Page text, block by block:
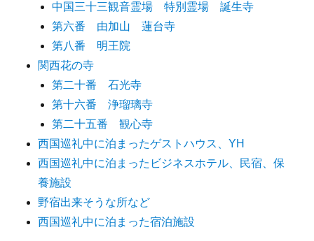
中国三十三観音霊場 特別霊場 誕生寺
第六番 由加山 蓮台寺
第八番 明王院
関西花の寺
第二十番 石光寺
第十六番 浄瑠璃寺
第二十五番 観心寺
西国巡礼中に泊まったゲストハウス、YH
西国巡礼中に泊まったビジネスホテル、民宿、保
養施設
野宿出来そうな所など
西国巡礼中に泊まった宿泊施設